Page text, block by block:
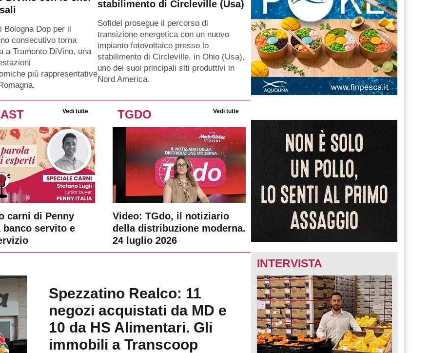
Bologna Dop per il
consecutivo torna
a Tramonto DiVino, una
più rappresentative
stabilimento di Circleville (Usa)
Sofidel prosegue il percorso di
transizione energetica con un nuovo
impianto fotovoltaico presso lo
stabilimento di Circleville, in Ohio (Usa),
uno dei suoi principali siti produttivi in
Nord America.
Vedi tutte
carni di Penny
banco servito e
TGDO Vedi tutte
Video: TGdo, il notiziario
della distribuzione moderna.
24 luglio 2026
Spezzatino Realco: 11
negozi acquistati da MD e
10 da HS Alimentari. Gli
immobili a Transcoop
INTERVISTA